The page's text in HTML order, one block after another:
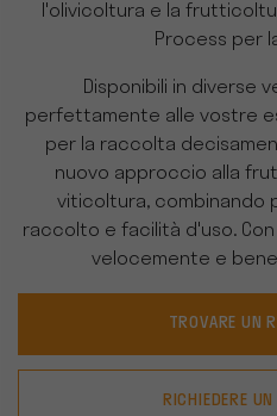
l'olivicoltura e la
Process per
Disponibili in diverse
perfettamente alle vostre
per la raccolta
nuovo approccio alla
viticoltura, combinando
raccolto e facilità d'uso.
velocemente e
TROVARE UN
RICHIEDERE